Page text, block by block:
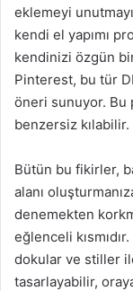
eklemeyi
kendi el yapımı
kendinizi özgün
Pinterest, bu tür
öneri sunuyor. Bu
benzersiz kılabilir.
Bütün bu fikirler,
alanı
denemekten
eğlenceli
dokular ve stiller
tasarlayabilir,